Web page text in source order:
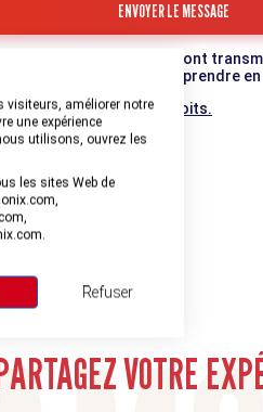
partir de ce formulaire sont
Mont-Blanc qui va prendre
vos données et vos droits.
VOTRE
visiteurs, améliorer notre
une expérience
utilisons, ouvrez les
les sites Web de
Refuser